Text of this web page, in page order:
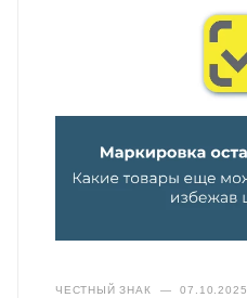
ЧЕСТНЫЙ ЗНАК — 07.10.2025